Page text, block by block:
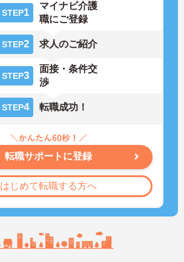
STEP1
マイナビ介護
職にご登録
STEP2 求人のご紹介
STEP3
面接・条件交
渉
STEP4 転職成功！
転職サポートに登録
はじめて転職する方へ